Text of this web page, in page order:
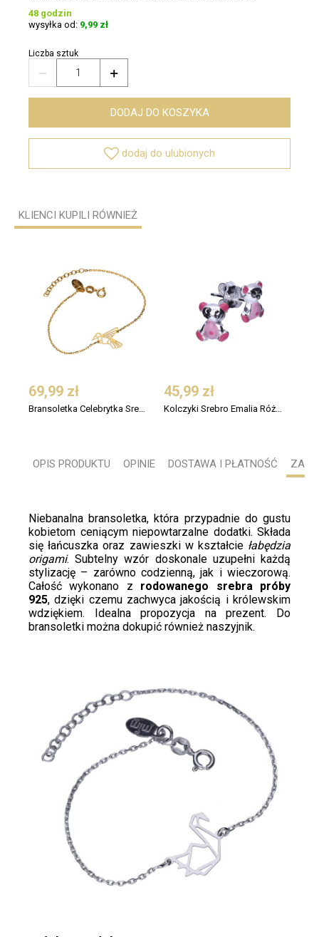
48 godzin
wysyłka od: 9,99 zł
Liczba sztuk
 
DODAJ DO KOSZYKA
 dodaj do ulubionych
KLIENCI KUPILI RÓWNIEŻ
69,99 zł 45,99 zł
OPIS PRODUKTU OPINIE DOSTAWA I PŁATNOŚĆ
Niebanalna bransoletka, która przypadnie do gustu
kobietom ceniącym niepowtarzalne dodatki. Składa
się łańcuszka oraz zawieszki w kształcie łabędzia
origami. Subtelny wzór doskonale uzupełni każdą
stylizację – zarówno codzienną, jak i wieczorową.
Całość wykonano z rodowanego srebra próby
925, dzięki czemu zachwyca jakością i królewskim
wdziękiem. Idealna propozycja na prezent. Do
bransoletki można dokupić również naszyjnik.